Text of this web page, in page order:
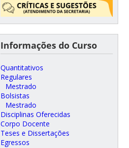
Informações do Curso
Quantitativos
Regulares
Mestrado
Bolsistas
Mestrado
Disciplinas Oferecidas
Corpo Docente
Teses e Dissertações
Egressos